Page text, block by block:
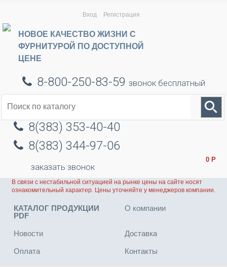
Вход Регистрация
НОВОЕ КАЧЕСТВО ЖИЗНИ С
ФУРНИТУРОЙ ПО ДОСТУПНОЙ
ЦЕНЕ
8-800-250-83-59 звонок бесплатный
8(383) 353-40-40
8(383) 344-97-06
заказать звонок
0 Р
В связи с нестабильной ситуацией на рынке цены на сайте носят
ознакомительный характер. Цены уточняйте у менеджеров компании.
КАТАЛОГ ПРОДУКЦИИ
PDF
О компании
Новости Доставка
Оплата Контакты